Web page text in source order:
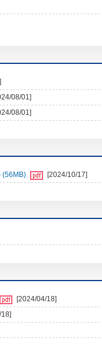
08/01]
08/01]
(56MB) [2024/10/17]
[2024/04/18]